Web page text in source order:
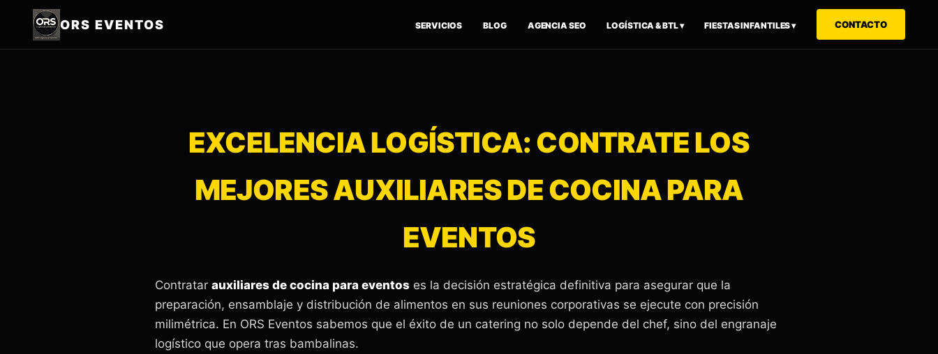
ORS EVENTOS SERVICIOS BLOG AGENCIA SEO LOGÍSTICA & BTL ▾ FIESTAS INFANTILES ▾ CONTACTO
EXCELENCIA LOGÍSTICA: CONTRATE LOS
MEJORES AUXILIARES DE COCINA PARA
EVENTOS
Contratar auxiliares de cocina para eventos es la decisión estratégica definitiva para asegurar que la
preparación, ensamblaje y distribución de alimentos en sus reuniones corporativas se ejecute con precisión
milimétrica. En ORS Eventos sabemos que el éxito de un catering no solo depende del chef, sino del engranaje
logístico que opera tras bambalinas.